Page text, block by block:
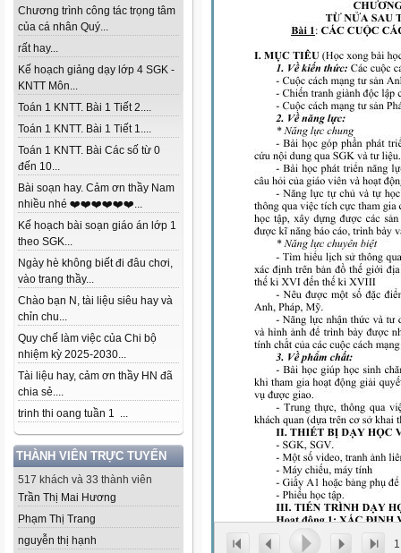
Chương trình công tác trọng tâm
của cá nhân Quý...
rất hay...
Kế hoạch giảng dạy lớp 4 SGK -
KNTT Môn...
Toán 1 KNTT. Bài 1 Tiết 2....
Toán 1 KNTT. Bài 1 Tiết 1....
Toán 1 KNTT. Bài Các số từ 0
đến 10...
Bài soạn hay. Cảm ơn thầy Nam
nhiều nhé ❤️❤️❤️❤️❤️❤️...
Kế hoạch bài soạn giáo án lớp 1
theo SGK...
Ngày hè không biết đi đâu chơi,
vào trang thầy...
Chào bạn N, tài liệu siêu hay và
chỉn chu...
Quy chế làm việc của Chi bộ
nhiệm kỳ 2025-2030...
Tài liệu hay, cảm ơn thầy HN đã
chia sẻ....
trinh thi oang tuần 1 ...
THÀNH VIÊN TRỰC TUYẾN
517 khách và 33 thành viên
Trần Thị Mai Hương
Phạm Thị Trang
nguyễn thị hạnh
1